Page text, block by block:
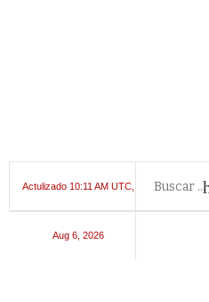
Actulizado 10:11 AM UTC,
Aug 6, 2026